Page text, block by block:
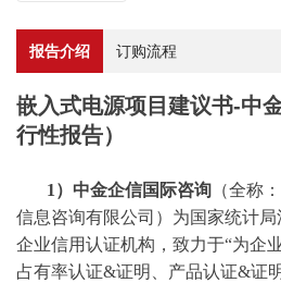
报告介绍 订购流程
嵌入式电源项目建议书-中
行性报告）
1）中金企信国际咨询 （全称
信息咨询有限公司）为国家统计
企业信用认证机构，致力于“为企
占有率认证&证明、产品认证&证